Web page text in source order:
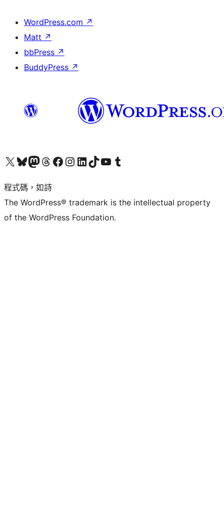
WordPress.com ↗
Matt ↗
bbPress ↗
BuddyPress ↗
查看我們的 X (之前的 Twitter) 帳號造訪我們的 Bluesky 帳號造訪我們的 Mastodon 帳號造訪我們的 Threads 帳號 造訪我們的 Facebook 粉絲專頁Visit our Instagram account
Visit our LinkedIn account
造訪我們的 TikTok 帳號Visit our YouTube channel
造訪我們的 Tumblr 帳號
程式碼，如詩
The WordPress® trademark is the intellectual property
of the WordPress Foundation.